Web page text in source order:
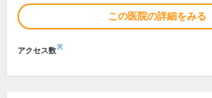
この医院の詳細をみる
アクセス数※